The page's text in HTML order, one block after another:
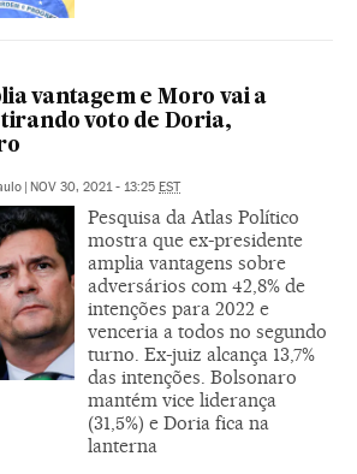
vantagem e Moro vai a
voto de Doria,
| NOV 30, 2021 - 13:25 EST
Pesquisa da Atlas Político
mostra que ex-presidente
amplia vantagens sobre
adversários com 42,8% de
intenções para 2022 e
venceria a todos no segundo
turno. Ex-juiz alcança 13,7%
das intenções. Bolsonaro
mantém vice liderança
(31,5%) e Doria fica na
lanterna